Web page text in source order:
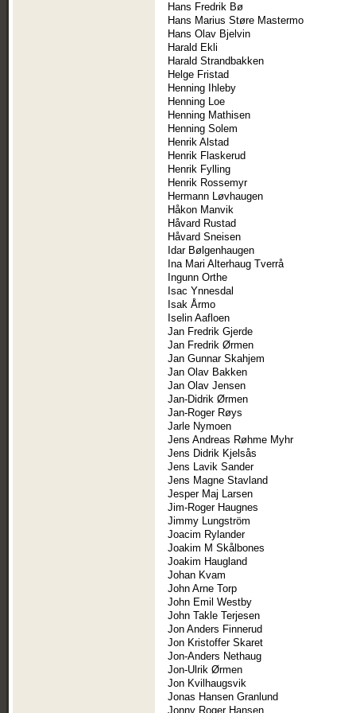
Hans Fredrik Bø
Hans Marius Støre Mastermo
Hans Olav Bjelvin
Harald Ekli
Harald Strandbakken
Helge Fristad
Henning Ihleby
Henning Loe
Henning Mathisen
Henning Solem
Henrik Alstad
Henrik Flaskerud
Henrik Fylling
Henrik Rossemyr
Hermann Løvhaugen
Håkon Manvik
Håvard Rustad
Håvard Sneisen
Idar Bølgenhaugen
Ina Mari Alterhaug Tverrå
Ingunn Orthe
Isac Ynnesdal
Isak Årmo
Iselin Aafloen
Jan Fredrik Gjerde
Jan Fredrik Ørmen
Jan Gunnar Skahjem
Jan Olav Bakken
Jan Olav Jensen
Jan-Didrik Ørmen
Jan-Roger Røys
Jarle Nymoen
Jens Andreas Røhme Myhr
Jens Didrik Kjelsås
Jens Lavik Sander
Jens Magne Stavland
Jesper Maj Larsen
Jim-Roger Haugnes
Jimmy Lungström
Joacim Rylander
Joakim M Skålbones
Joakim Haugland
Johan Kvam
John Arne Torp
John Emil Westby
John Takle Terjesen
Jon Anders Finnerud
Jon Kristoffer Skaret
Jon-Anders Nethaug
Jon-Ulrik Ørmen
Jon Kvilhaugsvik
Jonas Hansen Granlund
Jonny Roger Hansen